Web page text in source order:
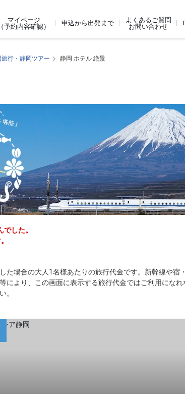
マイページ
（予約内容確認）
申込から出発まで
よくあるご質問
お問い合わせ
旅行・静岡ツアー 静岡 ホテル 絶景
した。
た場合の大人1名様あたりの旅行代金です。新幹線や
により、この画面に表示する旅行代金ではご利用にな
。